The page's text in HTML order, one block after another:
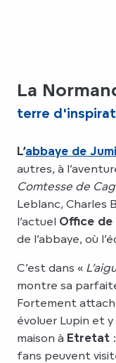
La
terre
L’abbaye de
autres, à
Comtesse de
Leblanc, Charles
l’actuel Office de
de l’abbaye, où
C’est dans «
montre sa
Fortement
évoluer Lupin et
maison à Etretat :
fans peuvent